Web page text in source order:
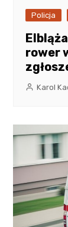
Policja
rower
Karol